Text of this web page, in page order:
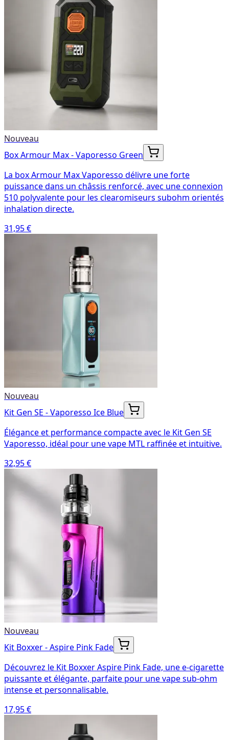
Nouveau
Box Armour Max - Vaporesso Green
La box Armour Max Vaporesso délivre une forte
puissance dans un châssis renforcé, avec une connexion
510 polyvalente pour les clearomiseurs subohm orientés
inhalation directe.
31,95 €
Nouveau
Kit Gen SE - Vaporesso Ice Blue
Élégance et performance compacte avec le Kit Gen SE
Vaporesso, idéal pour une vape MTL raffinée et intuitive.
32,95 €
Nouveau
Kit Boxxer - Aspire Pink Fade
Découvrez le Kit Boxxer Aspire Pink Fade, une e-cigarette
puissante et élégante, parfaite pour une vape sub-ohm
intense et personnalisable.
17,95 €